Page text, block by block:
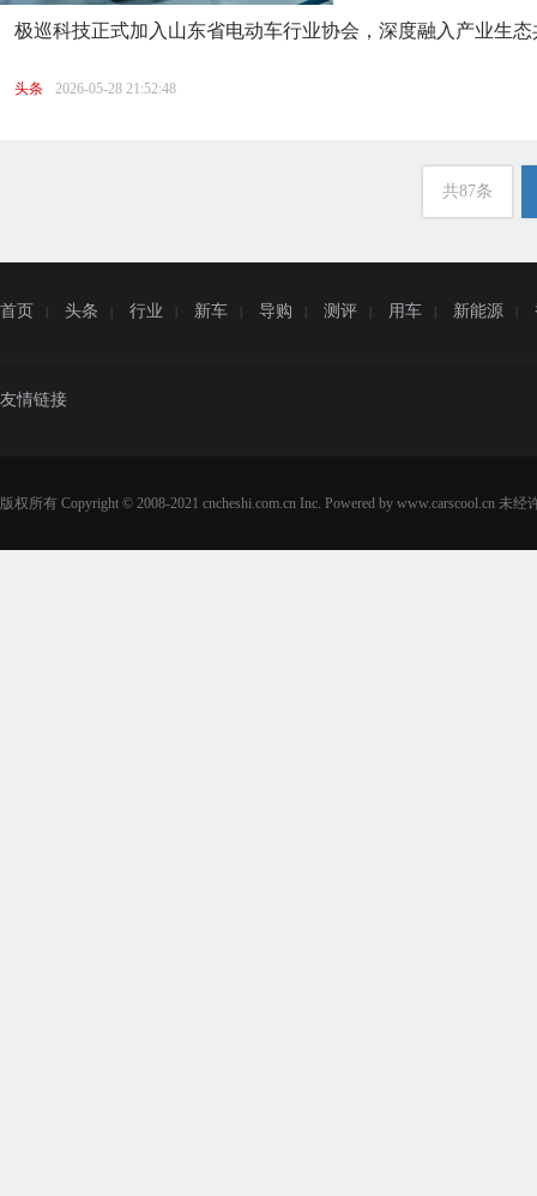
极巡科技正式加入山东省电动车行业协会，深度融入产业生
头条 2026-05-28 21:52:48
共87条
首页 | 头条 | 行业 | 新车 | 导购 | 测评 | 用车 | 新能源 |
友情链接
版权所有 Copyright © 2008-2021 cncheshi.com.cn Inc. Powered by www.carscool.cn